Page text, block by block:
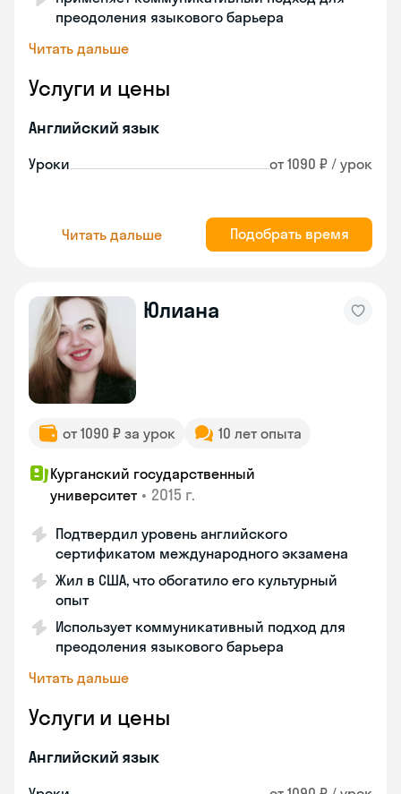
преодоления языкового барьера
Читать дальше
Услуги и цены
Английский язык
Уроки от 1090 ₽ / урок
Читать дальше Подобрать время
Юлиана
от 1090 ₽ за урок 10 лет опыта
Курганский государственный
университет • 2015 г.
Подтвердил уровень английского
сертификатом международного экзамена
Жил в США, что обогатило его культурный
опыт
Использует коммуникативный подход для
преодоления языкового барьера
Читать дальше
Услуги и цены
Английский язык